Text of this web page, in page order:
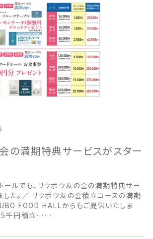
の満期特典サービスがスター
ールでも、リウボウ友の会の満期特典サー
した。／ リウボウ友の会積立コースの満期
FOOD HALLからもご提供いたしま
5千円積立……